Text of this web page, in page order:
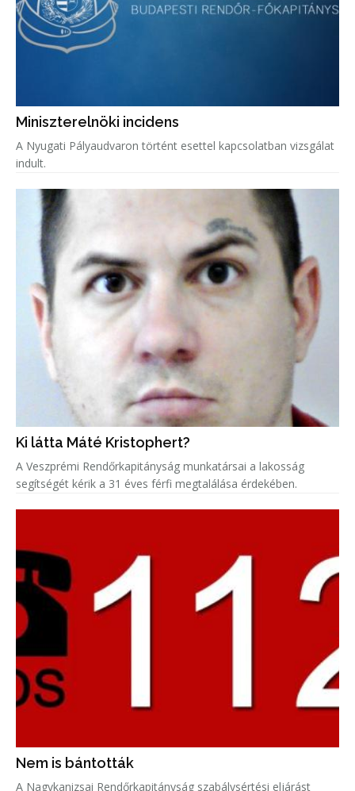
Miniszterelnöki incidens
A Nyugati Pályaudvaron történt esettel kapcsolatban vizsgálat
indult.
Ki látta Máté Kristophert?
A Veszprémi Rendőrkapitányság munkatársai a lakosság
segítségét kérik a 31 éves férfi megtalálása érdekében.
Nem is bántották
A Nagykanizsai Rendőrkapitányság szabálysértési eljárást